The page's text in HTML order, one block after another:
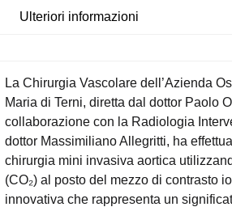
Ulteriori informazioni
La Chirurgia Vascolare dell’Azienda
Maria di Terni, diretta dal dottor Paolo
collaborazione con la Radiologia
dottor Massimiliano Allegritti, ha
chirurgia mini invasiva aortica
(CO₂) al posto del mezzo di contrasto
innovativa che rappresenta un